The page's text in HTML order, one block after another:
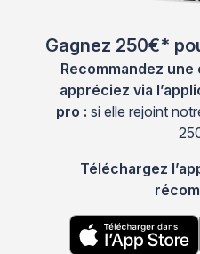
Gagnez 250€*
Recommandez
appréciez via
pro : si elle rejoint
Téléchargez